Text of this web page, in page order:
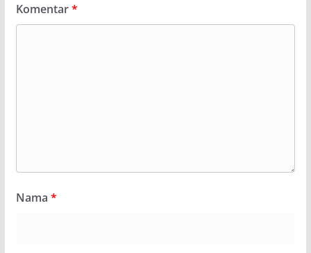
Komentar*
Nama *